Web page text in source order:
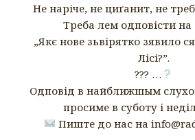
Не наріче, не циґанит, не
Треба лем одповісти на
„Якє нове зьвірятко зявило
Лісі?”.
??? …
Одповід в найближшым
просиме в суботу і
Пиште до нас на